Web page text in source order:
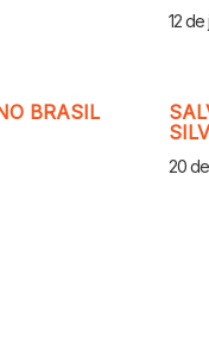
12
BRASIL
20